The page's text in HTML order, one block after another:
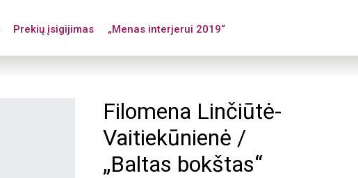
Prekių įsigijimas „Menas interjerui 2019“
Filomena Linčiūtė-
Vaitiekūnienė /
„Baltas bokštas“